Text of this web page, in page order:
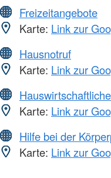
Freizeitangebote
Karte: Link zur
Hausnotruf
Karte: Link zur
Karte: Link zur
Hilfe bei der
Karte: Link zur